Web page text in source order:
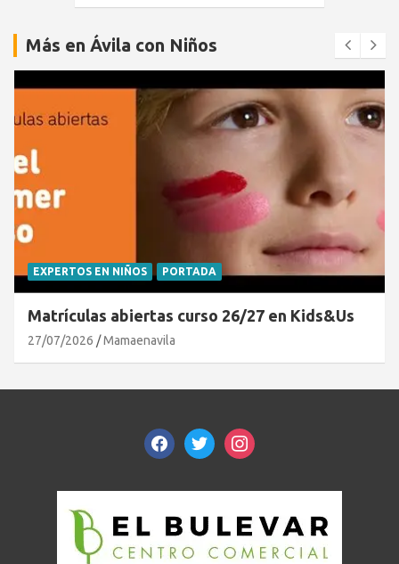
Más en Ávila con Niños
EXPERTOS EN NIÑOS PORTADA
Matrículas abiertas curso 26/27 en Kids&Us
27/07/2026 Mamaenavila
facebooktwitterinstagram